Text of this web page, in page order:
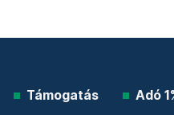
Támogatás Adó